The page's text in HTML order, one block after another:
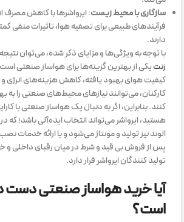
سازگاری با محیط زیست: ایرواشرها با کاهش مصرف
فرآیندهای طبیعی برای تصفیه هوا، تاثیرات منفی
دارند.
با توجه به ویژگی‌ها و مزایای ذکر شده، می‌توان
زنتیکی از بهترین گزینه‌ها برای هواساز صنعتی است.
کیفیت هوای بهبود یافته، کاهش هزینه‌های انرژی
کارکنان، می‌توانند نیازهای محیط‌های صنعتی را به
کنند. بنابراین، اگر به دنبال یک هواساز صنعتی با
هستید، ایرواشر می‌تواند انتخاب ایده‌آلی باشد؛ که
الوند نیز تولید و مونتاژ می‌شود و با ارائه خدمات
پس از فروش بی قید و شرط در میان رقبای داخلی و
تولید کنندگان ایرواشر قرار دارد.
آیا خرید هواساز صنعتی دست
است؟